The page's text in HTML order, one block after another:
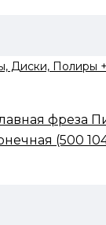
Диски, Полиры
фреза
(500